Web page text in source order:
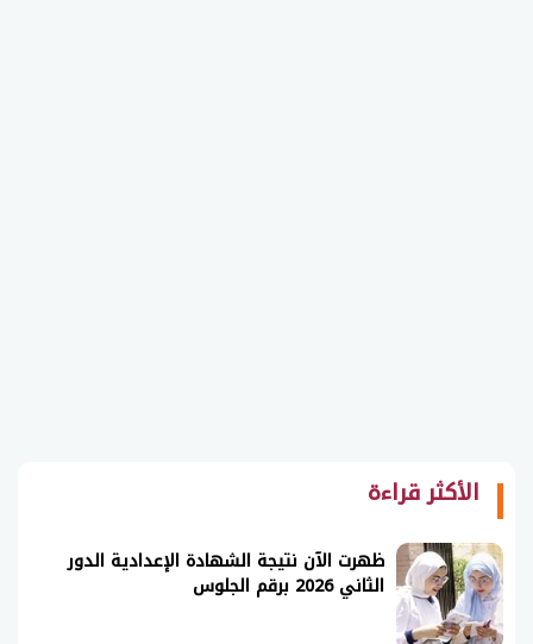
الأكثر قراءة
ظهرت الآن نتيجة الشهادة الإعدادية الدور
الثاني 2026 برقم الجلوس